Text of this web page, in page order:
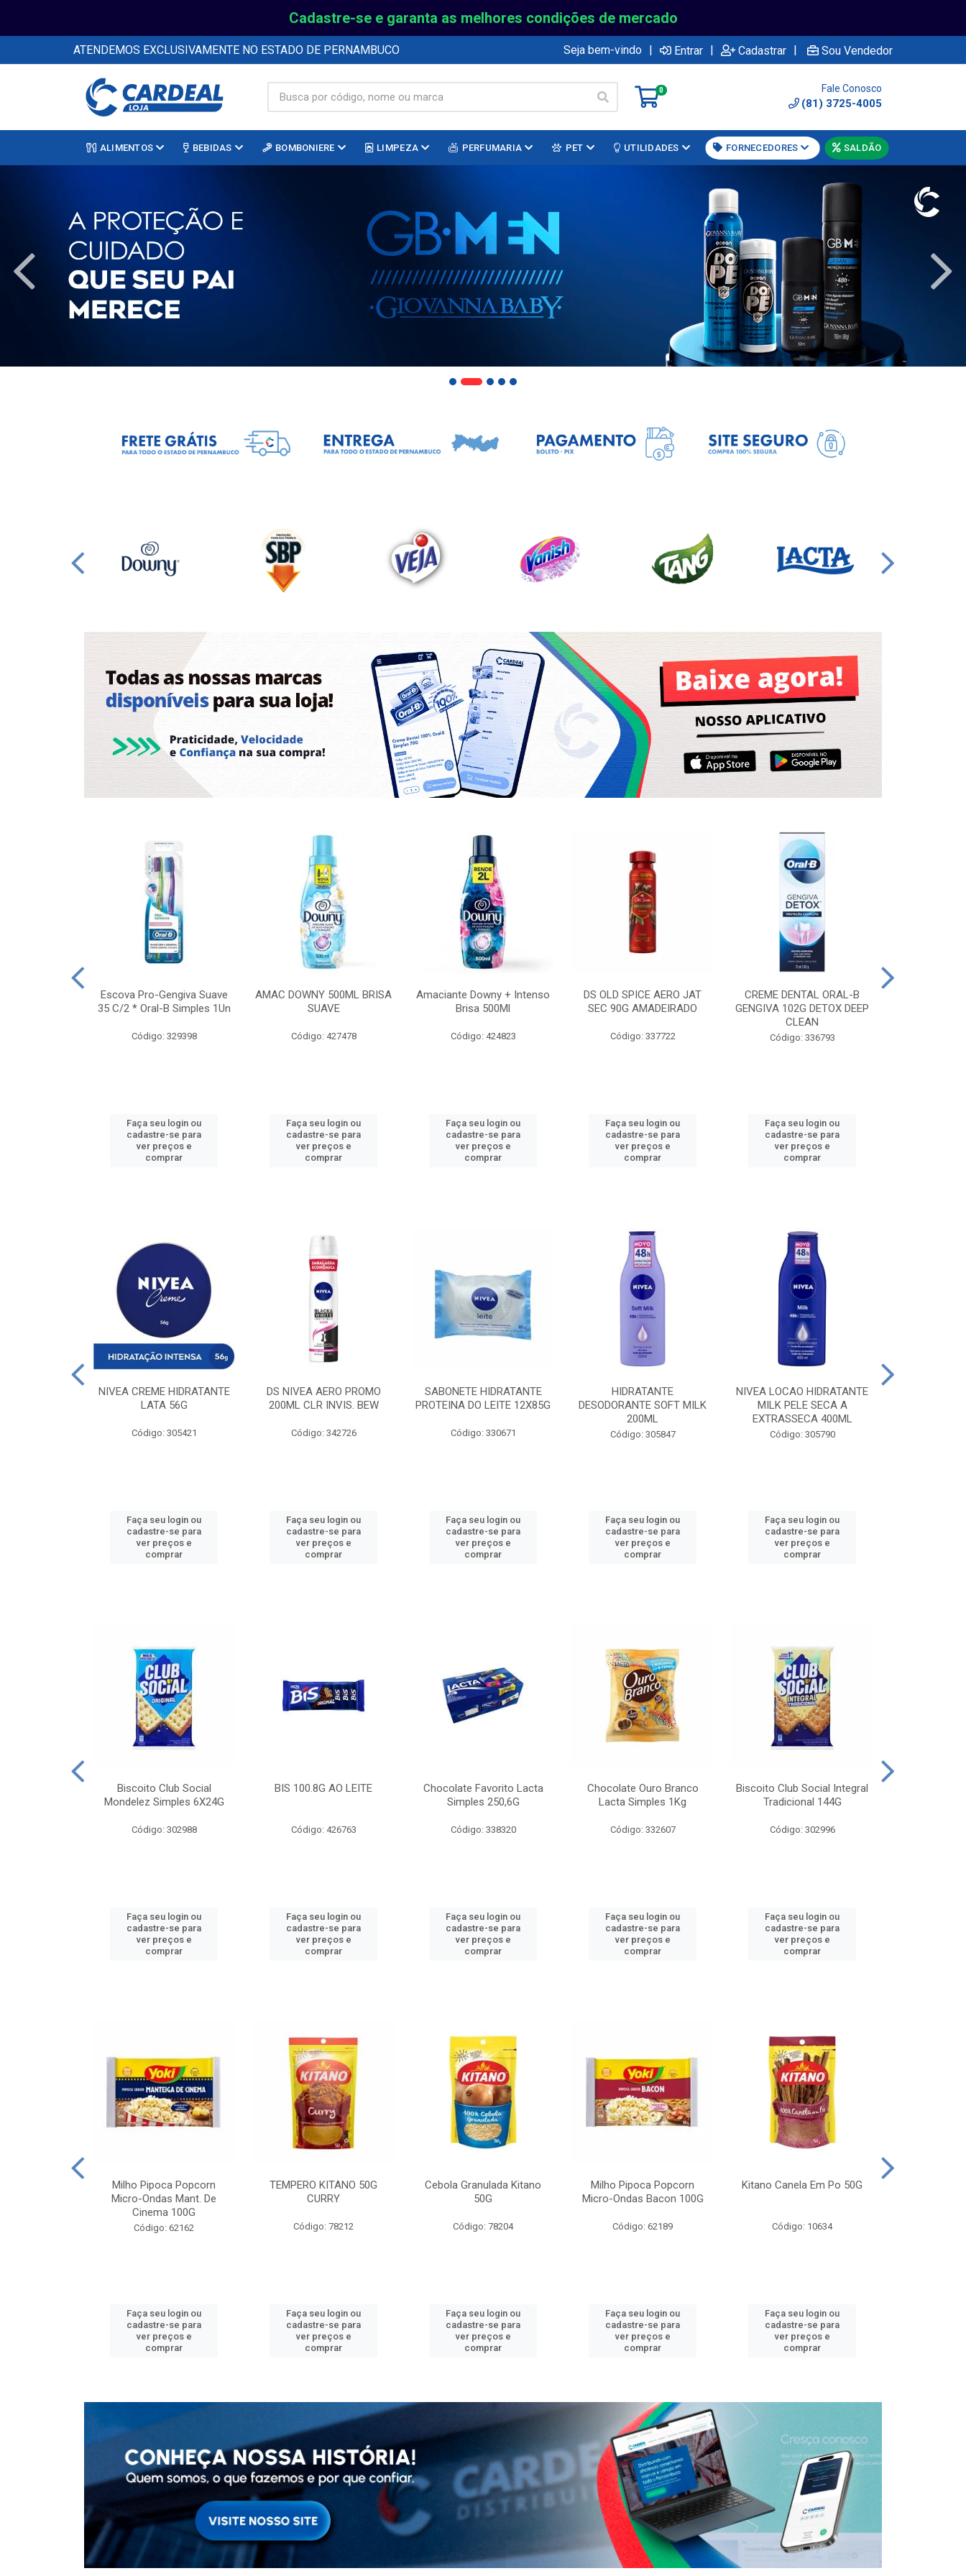
Cadastre-se e garanta as melhores condições de mercado
ATENDEMOS EXCLUSIVAMENTE NO ESTADO DE PERNAMBUCO Seja bem-vindo | Entrar | Cadastrar | Sou Vendedor
0 Fale Conosco
(81) 3725-4005
ALIMENTOS BEBIDAS BOMBONIERE LIMPEZA PERFUMARIA PET UTILIDADES FORNECEDORES SALDÃO
Escova Pro-Gengiva Suave
35 C/2 * Oral-B Simples 1Un
Código: 329398
Faça seu login ou
cadastre-se para
ver preços e
comprar
AMAC DOWNY 500ML BRISA
SUAVE
Código: 427478
Faça seu login ou
cadastre-se para
ver preços e
comprar
Amaciante Downy + Intenso
Brisa 500Ml
Código: 424823
Faça seu login ou
cadastre-se para
ver preços e
comprar
DS OLD SPICE AERO JAT
SEC 90G AMADEIRADO
Código: 337722
Faça seu login ou
cadastre-se para
ver preços e
comprar
CREME DENTAL ORAL-B
GENGIVA 102G DETOX DEEP
CLEAN
Código: 336793
Faça seu login ou
cadastre-se para
ver preços e
comprar
NIVEA CREME HIDRATANTE
LATA 56G
Código: 305421
Faça seu login ou
cadastre-se para
ver preços e
comprar
DS NIVEA AERO PROMO
200ML CLR INVIS. BEW
Código: 342726
Faça seu login ou
cadastre-se para
ver preços e
comprar
SABONETE HIDRATANTE
PROTEINA DO LEITE 12X85G
Código: 330671
Faça seu login ou
cadastre-se para
ver preços e
comprar
HIDRATANTE
DESODORANTE SOFT MILK
200ML
Código: 305847
Faça seu login ou
cadastre-se para
ver preços e
comprar
NIVEA LOCAO HIDRATANTE
MILK PELE SECA A
EXTRASSECA 400ML
Código: 305790
Faça seu login ou
cadastre-se para
ver preços e
comprar
Biscoito Club Social
Mondelez Simples 6X24G
Código: 302988
Faça seu login ou
cadastre-se para
ver preços e
comprar
BIS 100.8G AO LEITE
Código: 426763
Faça seu login ou
cadastre-se para
ver preços e
comprar
Chocolate Favorito Lacta
Simples 250,6G
Código: 338320
Faça seu login ou
cadastre-se para
ver preços e
comprar
Chocolate Ouro Branco
Lacta Simples 1Kg
Código: 332607
Faça seu login ou
cadastre-se para
ver preços e
comprar
Biscoito Club Social Integral
Tradicional 144G
Código: 302996
Faça seu login ou
cadastre-se para
ver preços e
comprar
Milho Pipoca Popcorn
Micro-Ondas Mant. De
Cinema 100G
Código: 62162
Faça seu login ou
cadastre-se para
ver preços e
comprar
TEMPERO KITANO 50G
CURRY
Código: 78212
Faça seu login ou
cadastre-se para
ver preços e
comprar
Cebola Granulada Kitano
50G
Código: 78204
Faça seu login ou
cadastre-se para
ver preços e
comprar
Milho Pipoca Popcorn
Micro-Ondas Bacon 100G
Código: 62189
Faça seu login ou
cadastre-se para
ver preços e
comprar
Kitano Canela Em Po 50G
Código: 10634
Faça seu login ou
cadastre-se para
ver preços e
comprar